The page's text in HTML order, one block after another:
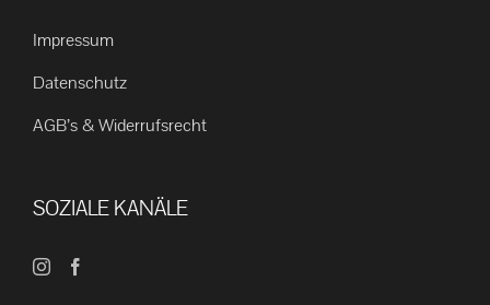
Impressum
Datenschutz
AGB’s & Widerrufsrecht
SOZIALE KANÄLE